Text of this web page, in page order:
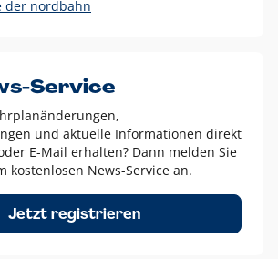
Varianten dürfen nur in Ausnahmefällen
zum Beispiel:
auf Fotohintergründen,
für reine Schwarz-Weiß-Umsetzungen
muss ein Schutzraum von jeweils einer
N aus AKN in alle Richtungen
der nordbahn
Service
und aktuelle Informationen direkt
E-Mail erhalten? Dann melden Sie
kostenlosen News-Service an.
Jetzt registrieren